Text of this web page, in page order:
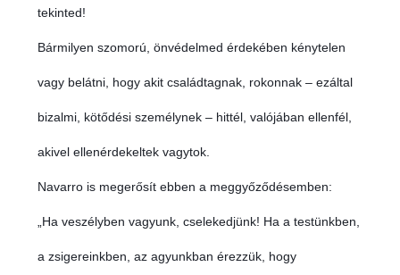
tekinted!
Bármilyen szomorú, önvédelmed érdekében kénytelen
vagy belátni, hogy akit családtagnak, rokonnak – ezáltal
bizalmi, kötődési személynek – hittél, valójában ellenfél,
akivel ellenérdekeltek vagytok.
Navarro is megerősít ebben a meggyőződésemben:
„Ha veszélyben vagyunk, cselekedjünk! Ha a testünkben,
a zsigereinkben, az agyunkban érezzük, hogy